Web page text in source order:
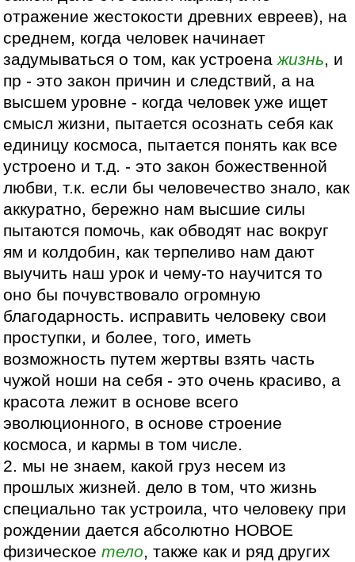
отражение жестокости древних евреев), на
среднем, когда человек начинает
задумываться о том, как устроенажизнь, и
пр - это закон причин и следствий, а на
высшем уровне - когда человек уже ищет
смысл жизни, пытается осознать себя как
единицу космоса, пытается понять как все
устроено и т.д. - это закон божественной
любви, т.к. если бы человечество знало, как
аккуратно, бережно нам высшие силы
пытаются помочь, как обводят нас вокруг
ям и колдобин, как терпеливо нам дают
выучить наш урок и чему-то научится то
оно бы почувствовало огромную
благодарность. исправить человеку свои
проступки, и более, того, иметь
возможность путем жертвы взять часть
чужой ноши на себя - это очень красиво, а
красота лежит в основе всего
эволюционного, в основе строение
космоса, и кармы в том числе.
2. мы не знаем, какой груз несем из
прошлых жизней. дело в том, что жизнь
специально так устроила, что человеку при
рождении дается абсолютно НОВОЕ
физическоетело, также как и ряд других